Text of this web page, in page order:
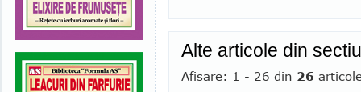
Alte articole din
Afisare: 1 - 26 din 26